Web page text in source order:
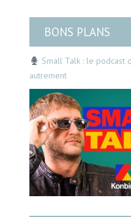
BONS PLANS
Small Talk : le podcast
autrement